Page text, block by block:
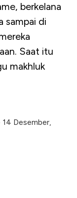
berkelana
sampai di
Saat itu
makhluk
Desember,